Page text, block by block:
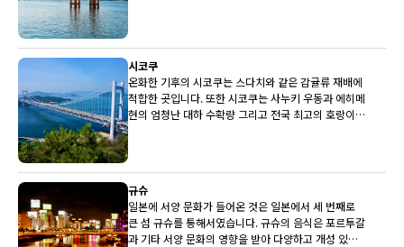
시코쿠
온화한 기후의 시코쿠는 스다치와 같은 감귤류 재배에
적합한 곳입니다. 또한 시코쿠는 사누키 우동과 에히메
현의 엄청난 대하 수확량 그리고 전국 최고의 호랑이
규슈
일본에 서양 문화가 들어온 것은 일본에서 세 번째로
큰 섬 규슈를 통해서였습니다. 규슈의 음식은 포르투갈
과 기타 서양 문화의 영향을 받아 다양하고 개성 있는